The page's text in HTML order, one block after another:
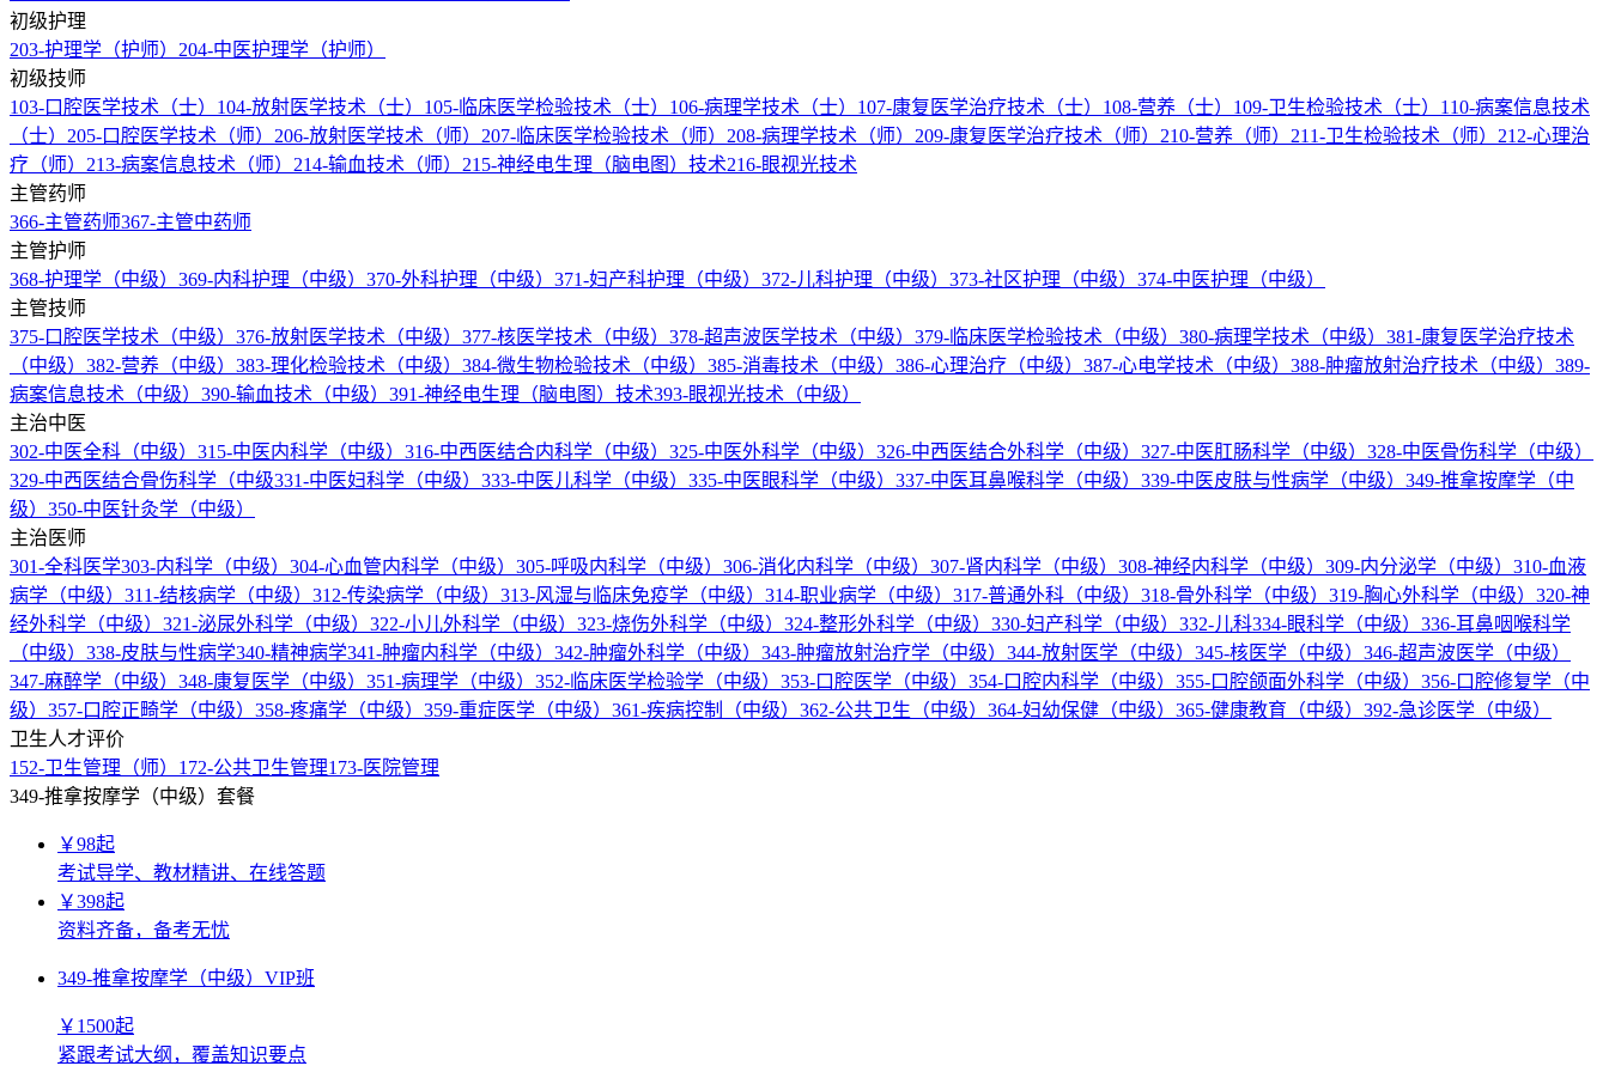
初级护理
203-护理学（护师） 204-中医护理学（护师）
初级技师
103-口腔医学技术（士） 104-放射医学技术（士） 105-临床医学检验技术（士） 106-病理学技术（士） 107-康复医学治疗技术（士） 108-营养（士） 109-卫生检验技术（士） 110-病案信息技术
（士） 205-口腔医学技术（师） 206-放射医学技术（师） 207-临床医学检验技术（师） 208-病理学技术（师） 209-康复医学治疗技术（师） 210-营养（师） 211-卫生检验技术（师） 212-心理治
疗（师） 213-病案信息技术（师） 214-输血技术（师） 215-神经电生理（脑电图）技术216-眼视光技术
主管药师
366-主管药师367-主管中药师
主管护师
368-护理学（中级） 369-内科护理（中级） 370-外科护理（中级） 371-妇产科护理（中级） 372-儿科护理（中级） 373-社区护理（中级） 374-中医护理（中级）
主管技师
375-口腔医学技术（中级） 376-放射医学技术（中级） 377-核医学技术（中级） 378-超声波医学技术（中级） 379-临床医学检验技术（中级） 380-病理学技术（中级） 381-康复医学治疗技术
（中级） 382-营养（中级） 383-理化检验技术（中级） 384-微生物检验技术（中级） 385-消毒技术（中级） 386-心理治疗（中级） 387-心电学技术（中级） 388-肿瘤放射治疗技术（中级） 389-
病案信息技术（中级） 390-输血技术（中级） 391-神经电生理（脑电图）技术393-眼视光技术（中级）
主治中医
302-中医全科（中级） 315-中医内科学（中级） 316-中西医结合内科学（中级） 325-中医外科学（中级） 326-中西医结合外科学（中级） 327-中医肛肠科学（中级） 328-中医骨伤科学（中级）
329-中西医结合骨伤科学（中级331-中医妇科学（中级） 333-中医儿科学（中级） 335-中医眼科学（中级） 337-中医耳鼻喉科学（中级） 339-中医皮肤与性病学（中级） 349-推拿按摩学（中
级） 350-中医针灸学（中级）
主治医师
301-全科医学303-内科学（中级） 304-心血管内科学（中级） 305-呼吸内科学（中级） 306-消化内科学（中级） 307-肾内科学（中级） 308-神经内科学（中级） 309-内分泌学（中级） 310-血液
病学（中级） 311-结核病学（中级） 312-传染病学（中级） 313-风湿与临床免疫学（中级） 314-职业病学（中级） 317-普通外科（中级） 318-骨外科学（中级） 319-胸心外科学（中级） 320-神
经外科学（中级） 321-泌尿外科学（中级） 322-小儿外科学（中级） 323-烧伤外科学（中级） 324-整形外科学（中级） 330-妇产科学（中级） 332-儿科334-眼科学（中级） 336-耳鼻咽喉科学
（中级） 338-皮肤与性病学340-精神病学341-肿瘤内科学（中级） 342-肿瘤外科学（中级） 343-肿瘤放射治疗学（中级） 344-放射医学（中级） 345-核医学（中级） 346-超声波医学（中级）
347-麻醉学（中级） 348-康复医学（中级） 351-病理学（中级） 352-临床医学检验学（中级） 353-口腔医学（中级） 354-口腔内科学（中级） 355-口腔颌面外科学（中级） 356-口腔修复学（中
级） 357-口腔正畸学（中级） 358-疼痛学（中级） 359-重症医学（中级） 361-疾病控制（中级） 362-公共卫生（中级） 364-妇幼保健（中级） 365-健康教育（中级） 392-急诊医学（中级）
卫生人才评价
152-卫生管理（师） 172-公共卫生管理173-医院管理
349-推拿按摩学（中级）套餐
￥98起
考试导学、教材精讲、在线答题
￥398起
资料齐备，备考无忧
349-推拿按摩学（中级）VIP班
￥ 1500起
紧跟考试大纲，覆盖知识要点